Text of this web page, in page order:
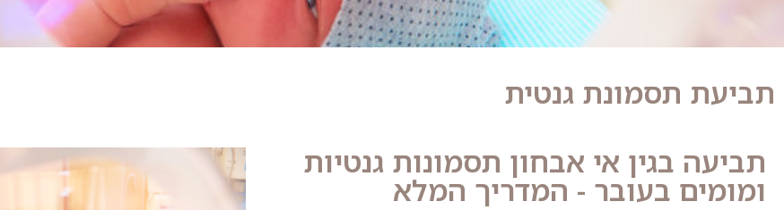
תביעת תסמונת גנטית
תביעה בגין אי אבחון תסמונות גנטיות
ומומים בעובר - המדריך המלא